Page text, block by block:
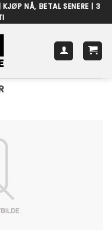
KJØP NÅ, BETAL SENERE | 3